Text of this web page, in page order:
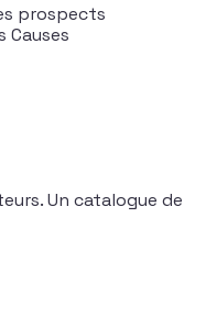
prospects
Causes
Un catalogue de